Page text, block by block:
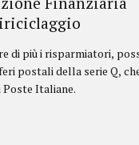
di più i risparmiatori,
postali della serie Q,
Italiane.